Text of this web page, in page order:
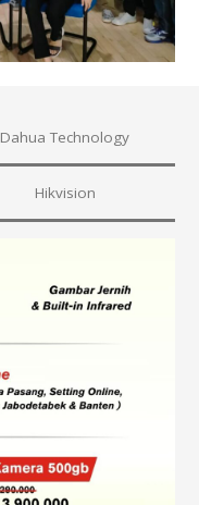
Dahua Technology
Hikvision